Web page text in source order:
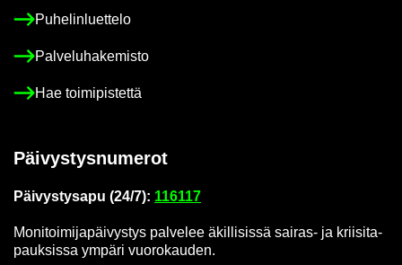
Pu­he­lin­luet­te­lo
Pal­ve­lu­ha­ke­mis­to
Hae toi­mi­pis­tet­tä
Päi­vys­tys­nu­me­rot
Päi­vys­tys­a­pu (24/7): 116117
Mo­ni­toi­mi­ja­päi­vys­tys pal­ve­lee äkil­li­sis­sä sairas-​ ja krii­si­ta­
pauk­sis­sa ym­pä­ri vuo­ro­kau­den.